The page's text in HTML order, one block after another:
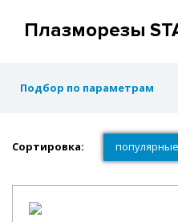
Плазморезы
Подбор по параметрам
Сортировка: популярные
популярные